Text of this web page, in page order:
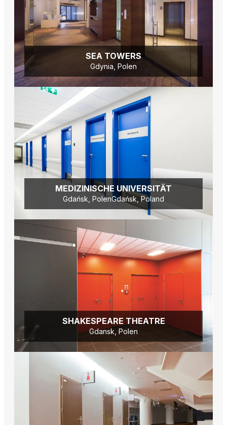
SEA TOWERS
Gdynia, Polen
MEDIZINISCHE UNIVERSITÄT
Gdańsk, PolenGdańsk, Poland
SHAKESPEARE THEATRE
Gdansk, Polen